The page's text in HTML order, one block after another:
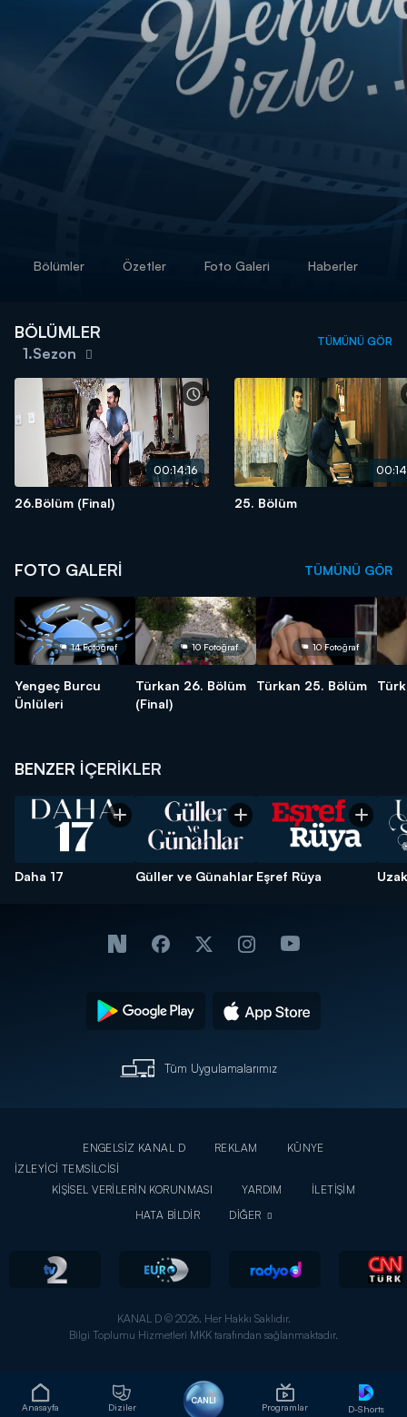
Anasayfa Diziler
CANLI
Programlar D-Shorts
Bölümler Özetler Foto Galeri Haberler
BÖLÜMLER
1.Sezon
TÜMÜNÜ GÖR
00:14:16
26.Bölüm (Final) 25. Bölüm
FOTO GALERİ TÜMÜNÜ GÖR
14 Fotoğraf
Yengeç Burcu
Ünlüleri
10 Fotoğraf
Türkan 26. Bölüm
(Final)
10 Fotoğraf
Türkan 25. Bölüm
BENZER İÇERİKLER
Daha 17 Güller ve Günahlar Eşref Rüya
Tüm Uygulamalarımız
ENGELSİZ KANAL D REKLAM
KÜNYE
İZLEYİCİ TEMSİLCİSİ
KİŞİSEL VERİLERİN KORUNMASI
YARDIM
İLETİŞİM
HATA BİLDİR
DİĞER
KANAL D © 2026. Her Hakkı Saklıdır.
Bilgi Toplumu Hizmetleri MKK tarafından sağlanmaktadır.